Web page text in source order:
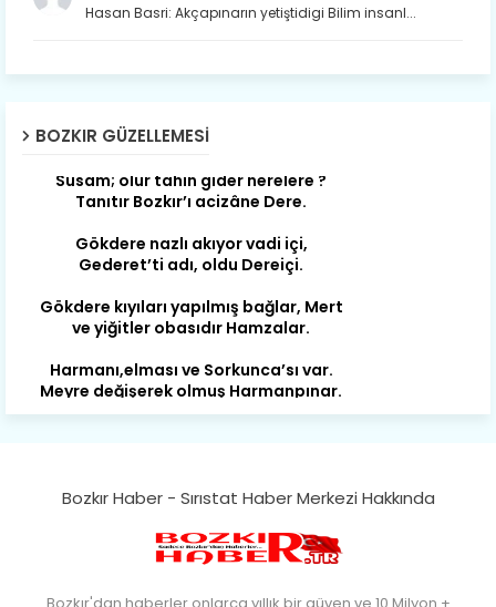
Hasan Basri: Akçapınarın yetiştidigi Bilim insanl...
BOZKIR GÜZELLEMESI
Son yıllarda orda yok artık ağlayan,
Susam; olur tahin gider nerelere ?
Gökdere nazlı akıyor vadi içi,
Gökdere kıyıları yapılmış bağlar, Mert
Harmanı,elması ve Sorkunca’sı var.
Büyük yerdir, mahalleleri Aydınlık, Tarih
eserleri şahane Hisarlık.
yorgun. Şehit Berâtlı, halkı yiğit genç
Sorkun.
Perşembe de yaşlılardan aldım öğüt,
Bozkır Haber - Sırıstat Haber Merkezi Hakkında